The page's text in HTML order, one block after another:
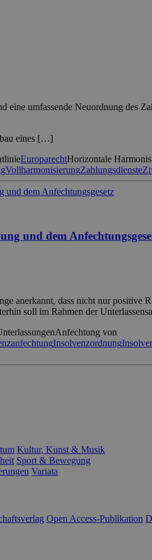
umfassende Neuordnung des
eines […]
EuroparechtHorizontale
VollharmonisierungZahlungsdienste
und dem
anerkannt, dass nicht nur positive
soll im Rahmen der
Anfechtung von
Insolvenzordnung
Kultur, Kunst & Musik
Sport & Bewegung
Variata
Open Access-Publikation